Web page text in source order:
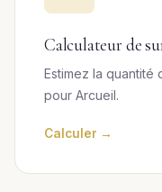
Calculateur de
Estimez la
pour Arcueil.
Calculer →